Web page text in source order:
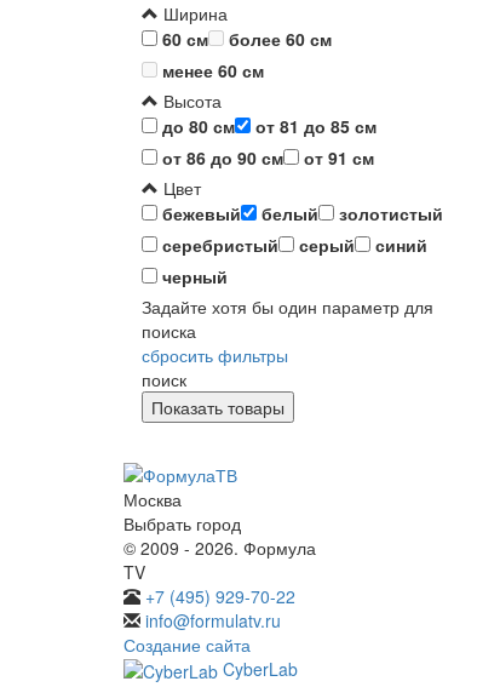
Ширина
60 см
более 60 см
менее 60 см
Высота
до 80 см
от 81 до 85 см
от 86 до 90 см
от 91 см
Цвет
бежевый
белый
золотистый
серебристый
серый
синий
черный
Задайте хотя бы один параметр для
поиска
сбросить фильтры
поиск
Москва
Выбрать город
© 2009 - 2026. Формула
TV
+7 (495) 929-70-22
info@formulatv.ru
Создание сайта
CyberLab